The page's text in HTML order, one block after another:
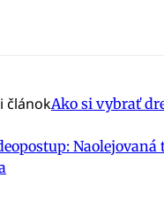
článokAko si vybrať
Naolejovaná